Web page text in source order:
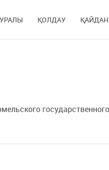
ҚОЛДАУ